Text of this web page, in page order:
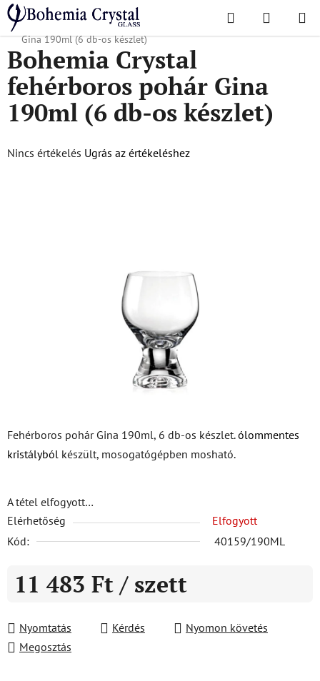
Ugrás
fő
tartalomhoz
Keresés KOSÁR
Kezdőlap
/ Népszerű kollekciók / Gina
Bohemia Crystal fehérboros pohár
Gina 190ml (6 db-os készlet)
Fehérboros pohár Gina 190ml, 6 db-os készlet.ólommentes
kristályból készült, mosogatógépben mosható.
A tétel elfogyott…
Elérhetőség
Elfogyott
Kód:
40159/190ML
11 483 Ft / szett
Nyomtatás
Kérdés
Nyomon követés
Megosztás
Bohemia Crystal
fehérboros pohár Gina
190ml (6 db-os készlet)
A
Nincs értékelés Ugrás az értékeléshez